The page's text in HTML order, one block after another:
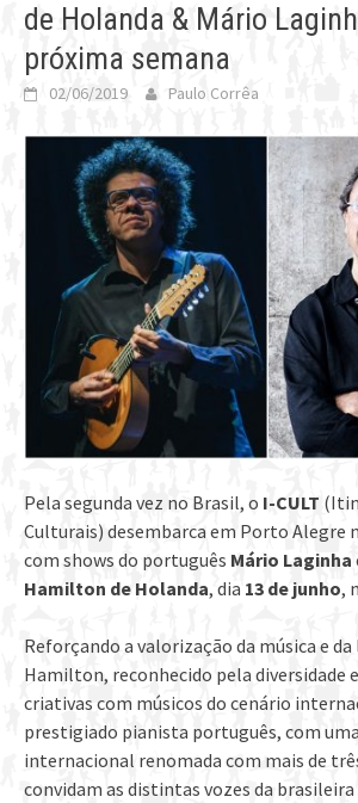
de Holanda & Mário
próxima semana
02/06/2019 Paulo Corrêa
Pela segunda vez no Brasil, o I-CULT
Culturais) desembarca em Porto Alegre
com shows do português Mário Laginha
Hamilton de Holanda, dia 13 de junho,
Reforçando a valorização da música e da
Hamilton, reconhecido pela diversidade
criativas com músicos do cenário
prestigiado pianista português, com
internacional renomada com mais de
convidam as distintas vozes da brasileira